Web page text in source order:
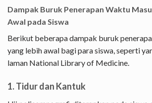
Dampak Buruk Penerapan Waktu
Awal pada Siswa
Berikut beberapa dampak buruk
yang lebih awal bagi para siswa, seperti
laman National Library of Medicine.
1. Tidur dan Kantuk